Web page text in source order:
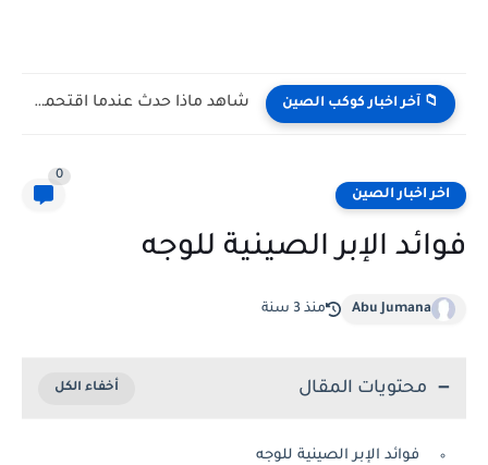
📁 آخر اخبار كوكب الصين شاهد كيف يتغلب النمس على الكوبرا في مواجهة تعتمد على...
اخر اخبار الصين
0
فوائد الإبر الصينية للوجه
Abu Jumana منذ 3 سنة
محتويات المقال
فوائد الإبر الصينية للوجه